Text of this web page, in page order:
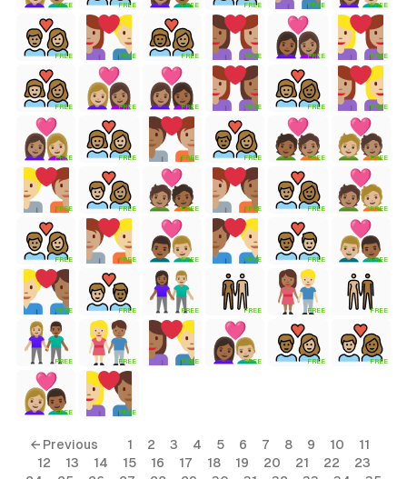
FREE FREE FREE FREE FREE FREE
FREE FREE FREE FREE FREE FREE
FREE FREE FREE FREE FREE FREE
FREE FREE FREE FREE FREE FREE
FREE FREE FREE FREE FREE FREE
FREE FREE FREE FREE FREE FREE
FREE FREE FREE FREE FREE FREE
FREE FREE FREE FREE FREE FREE
FREE FREE
← Previous 1 2 3 4 5 6 7 8 9 10
11
12
13 14 15 16 17 18 19 20 21 22
23